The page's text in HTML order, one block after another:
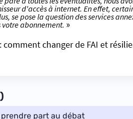
d'accès à internet. En effet,
se pose la question des services
abonnement. »
comment changer de FAI et
part au débat